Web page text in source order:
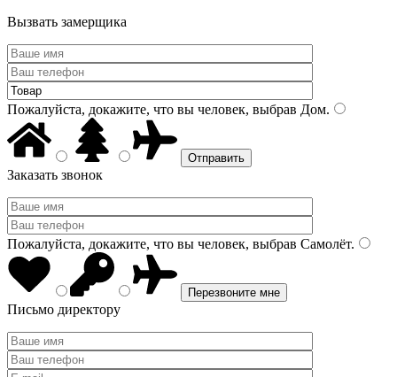
Вызвать замерщика
Пожалуйста, докажите, что вы человек, выбрав Дом.
Заказать звонок
Пожалуйста, докажите, что вы человек, выбрав Самолёт.
Письмо директору